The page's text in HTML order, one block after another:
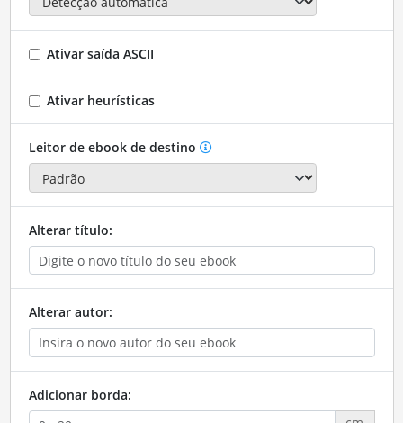
Ativar saída ASCII
Ativar heurísticas
Leitor de ebook de destino
Alterar título:
Alterar autor:
Adicionar borda: